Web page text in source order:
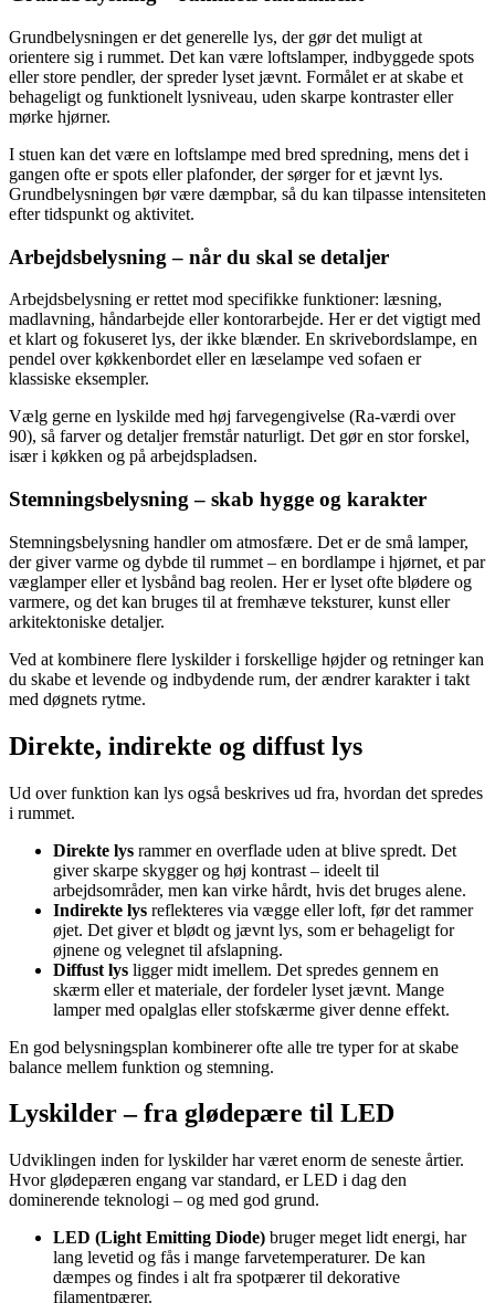
Grundbelysningen er det generelle lys, der gør det muligt at
orientere sig i rummet. Det kan være loftslamper, indbyggede spots
eller store pendler, der spreder lyset jævnt. Formålet er at skabe et
behageligt og funktionelt lysniveau, uden skarpe kontraster eller
mørke hjørner.
I stuen kan det være en loftslampe med bred spredning, mens det i
gangen ofte er spots eller plafonder, der sørger for et jævnt lys.
Grundbelysningen bør være dæmpbar, så du kan tilpasse intensiteten
efter tidspunkt og aktivitet.
Arbejdsbelysning – når du skal se detaljer
Arbejdsbelysning er rettet mod specifikke funktioner: læsning,
madlavning, håndarbejde eller kontorarbejde. Her er det vigtigt med
et klart og fokuseret lys, der ikke blænder. En skrivebordslampe, en
pendel over køkkenbordet eller en læselampe ved sofaen er
klassiske eksempler.
Vælg gerne en lyskilde med høj farvegengivelse (Ra-værdi over
90), så farver og detaljer fremstår naturligt. Det gør en stor forskel,
især i køkken og på arbejdspladsen.
Stemningsbelysning – skab hygge og karakter
Stemningsbelysning handler om atmosfære. Det er de små lamper,
der giver varme og dybde til rummet – en bordlampe i hjørnet, et par
væglamper eller et lysbånd bag reolen. Her er lyset ofte blødere og
varmere, og det kan bruges til at fremhæve teksturer, kunst eller
arkitektoniske detaljer.
Ved at kombinere flere lyskilder i forskellige højder og retninger kan
du skabe et levende og indbydende rum, der ændrer karakter i takt
med døgnets rytme.
Direkte, indirekte og diffust lys
Ud over funktion kan lys også beskrives ud fra, hvordan det spredes
i rummet.
Direkte lys rammer en overflade uden at blive spredt. Det
giver skarpe skygger og høj kontrast – ideelt til
arbejdsområder, men kan virke hårdt, hvis det bruges alene.
Indirekte lys reflekteres via vægge eller loft, før det rammer
øjet. Det giver et blødt og jævnt lys, som er behageligt for
øjnene og velegnet til afslapning.
Diffust lys ligger midt imellem. Det spredes gennem en
skærm eller et materiale, der fordeler lyset jævnt. Mange
lamper med opalglas eller stofskærme giver denne effekt.
En god belysningsplan kombinerer ofte alle tre typer for at skabe
balance mellem funktion og stemning.
Lyskilder – fra glødepære til LED
Udviklingen inden for lyskilder har været enorm de seneste årtier.
Hvor glødepæren engang var standard, er LED i dag den
dominerende teknologi – og med god grund.
LED (Light Emitting Diode) bruger meget lidt energi, har
lang levetid og fås i mange farvetemperaturer. De kan
dæmpes og findes i alt fra spotpærer til dekorative
filamentpærer.